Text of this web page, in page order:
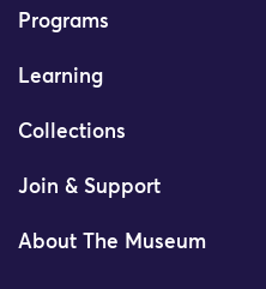
Programs
Learning
Collections
Join & Support
About The Museum